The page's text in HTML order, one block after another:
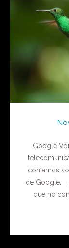
Google
contamos
de Google.
que no